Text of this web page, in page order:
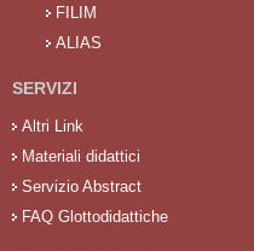
FILIM
ALIAS
SERVIZI
Altri Link
Materiali didattici
Servizio Abstract
FAQ Glottodidattiche